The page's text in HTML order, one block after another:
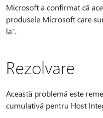
Microsoft a confirmat că
produsele Microsoft care
la”.
Rezolvare
Această problemă este
cumulativă pentru Host